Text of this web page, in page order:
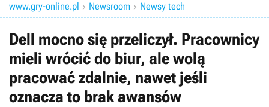
www.gry-online.pl  Newsroom  Newsy tech
Dell mocno się przeliczył. Pracownicy
mieli wrócić do biur, ale wolą
pracować zdalnie, nawet jeśli
oznacza to brak awansów